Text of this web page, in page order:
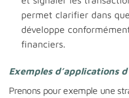
permet clarifier dans
développe
financiers.
Exemples d’applications
Prenons pour exemple une